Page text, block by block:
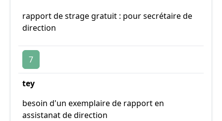
rapport de strage gratuit : pour secrétaire de
direction
7
tey
besoin d'un exemplaire de rapport en
assistanat de direction